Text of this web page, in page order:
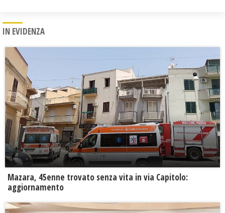
IN EVIDENZA
Mazara, 45enne trovato senza vita in via Capitolo:
aggiornamento